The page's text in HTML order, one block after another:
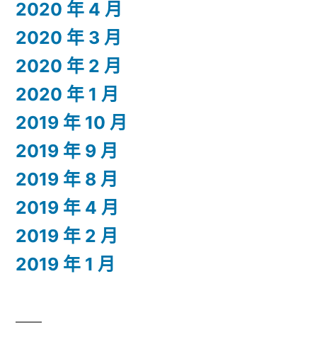
2020 年 4 月
2020 年 3 月
2020 年 2 月
2020 年 1 月
2019 年 10 月
2019 年 9 月
2019 年 8 月
2019 年 4 月
2019 年 2 月
2019 年 1 月